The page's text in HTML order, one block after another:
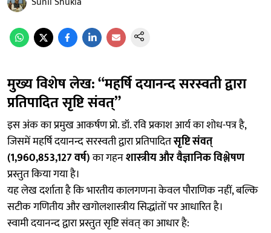
मुख्य विशेष लेख: “महर्षि दयानन्द सरस्वती द्वारा
प्रतिपादित सृष्टि संवत्”
इस अंक का प्रमुख आकर्षण प्रो. डॉ. रवि प्रकाश आर्य का शोध-पत्र है,
जिसमें महर्षि दयानन्द सरस्वती द्वारा प्रतिपादितसृष्टि संवत्
(1,960,853,127 वर्ष)का गहनशास्त्रीय और वैज्ञानिक विश्लेषण
प्रस्तुत किया गया है।
यह लेख दर्शाता है कि भारतीय कालगणना केवल पौराणिक नहीं, बल्कि
सटीक गणितीय और खगोलशास्त्रीय सिद्धांतों पर आधारित है।
स्वामी दयानन्द द्वारा प्रस्तुत सृष्टि संवत् का आधार है: